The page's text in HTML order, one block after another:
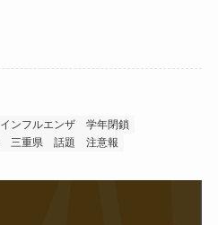
インフルエンザ
学年閉鎖
三重県 話題 注意報